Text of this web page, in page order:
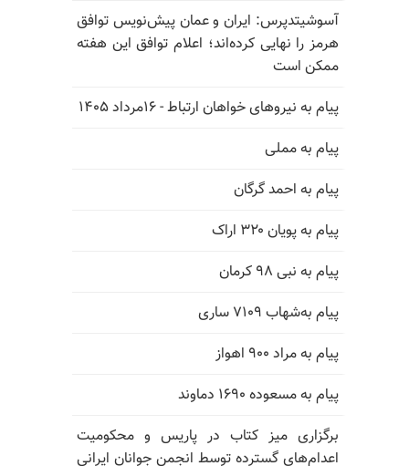
آسوشیتدپرس: ایران و عمان پیش‌نویس توافق
هرمز را نهایی کرده‌اند؛ اعلام توافق این هفته
ممکن است
پیام به نیروهای خواهان ارتباط - ۱۶مرداد ۱۴۰۵
پیام به مملی
پیام به احمد گرگان
پیام به پویان ۳۲۰ اراک
پیام به نبی ۹۸ کرمان
پیام به‌شهاب ۷۱۰۹ ساری
پیام به مراد ۹۰۰ اهواز
پیام به مسعوده ۱۶۹۰ دماوند
برگزاری میز کتاب در پاریس و محکومیت
اعدام‌های گسترده توسط انجمن جوانان ایرانی